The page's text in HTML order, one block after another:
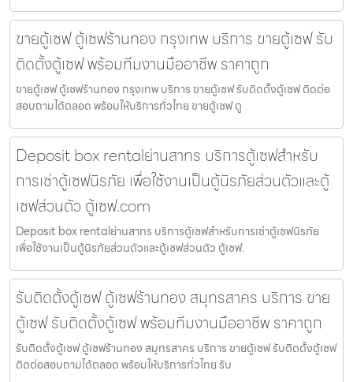
ขายตู้เซฟ ตู้เซฟร้านทอง กรุงเทพ บริการ ขายตู้เซฟ รับ
ติดตั้งตู้เซฟ พร้อมทีมงานมืออาชีพ ราคาถูก
ขายตู้เซฟ ตู้เซฟร้านทอง กรุงเทพ บริการ ขายตู้เซฟ รับติดตั้งตู้เซฟ ติดต่อ
สอบถามได้ตลอด พร้อมให้บริการทั่วไทย ขายตู้เซฟ ตู
Deposit box rentalย่านสาทร บริการตู้เซฟสำหรับ
การเช่าตู้เซฟนิรภัย เพื่อใช้งานเป็นตู้นิรภัยส่วนตัวและตู้
เซฟส่วนตัว ตู้เซฟ.com
Deposit box rentalย่านสาทร บริการตู้เซฟสำหรับการเช่าตู้เซฟนิรภัย
เพื่อใช้งานเป็นตู้นิรภัยส่วนตัวและตู้เซฟส่วนตัว ตู้เซฟ.
รับติดตั้งตู้เซฟ ตู้เซฟร้านทอง สมุทรสาคร บริการ ขาย
ตู้เซฟ รับติดตั้งตู้เซฟ พร้อมทีมงานมืออาชีพ ราคาถูก
รับติดตั้งตู้เซฟ ตู้เซฟร้านทอง สมุทรสาคร บริการ ขายตู้เซฟ รับติดตั้งตู้เซฟ
ติดต่อสอบถามได้ตลอด พร้อมให้บริการทั่วไทย รับ